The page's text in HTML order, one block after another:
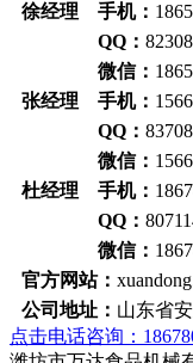
徐经理 手机：
QQ：
微信：
张经理 手机：
QQ：
微信：
杜经理 手机：
QQ：
微信：
官方网站：
公司地址： 山东省
点击电话咨询：